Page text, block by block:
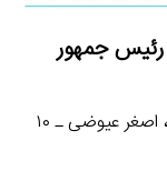
جمهور
محمد امینی رعیا، علی ملکی، مجید الماسی، اصغر عیوضی ـ ۱۰